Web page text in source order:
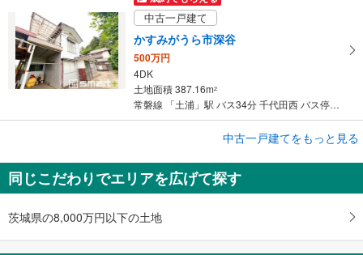
中古一戸建て
かすみがうら市深谷
500万円
4DK
土地面積 387.16m2
常磐線 「土浦」駅 バス34分 千代田西 バス停下車 徒歩2分
かすみがうら市稲吉南3丁目
1,498万円
3LDK
土地面積 200.35m
常磐線 「神立」駅から1280m
中古一戸建てをもっと見る
同じこだわりでエリアを広げて探す
茨城県の8,000万円以下の土地